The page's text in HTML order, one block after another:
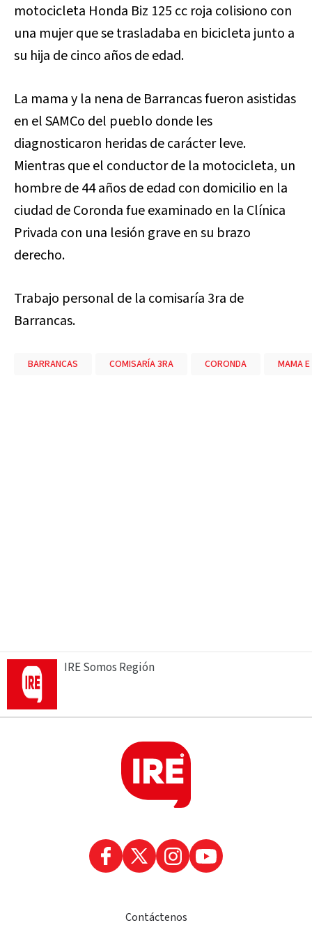
motocicleta Honda Biz 125 cc roja colisiono con
una mujer que se trasladaba en bicicleta junto a
su hija de cinco años de edad.
La mama y la nena de Barrancas fueron asistidas
en el SAMCo del pueblo donde les
diagnosticaron heridas de carácter leve.
Mientras que el conductor de la motocicleta, un
hombre de 44 años de edad con domicilio en la
ciudad de Coronda fue examinado en la Clínica
Privada con una lesión grave en su brazo
derecho.
Trabajo personal de la comisaría 3ra de
Barrancas.
BARRANCAS COMISARÍA 3RA CORONDA MAMA
IRE Somos Región
Contáctenos